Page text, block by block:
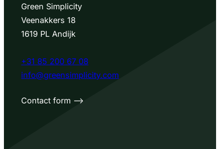
Green Simplicity
Veenakkers 18
1619 PL Andijk
+31 85 200 67 08
info@greensimplicity.com
Contact form –>